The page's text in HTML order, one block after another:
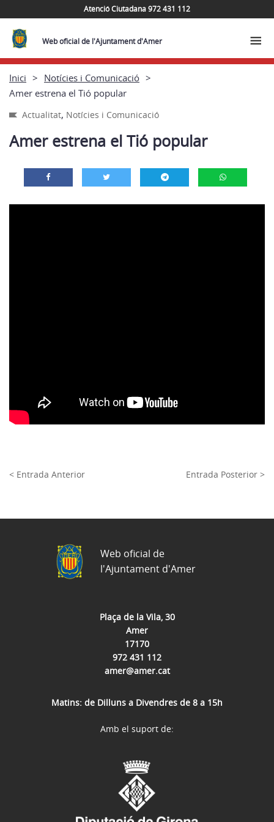
Atenció Ciutadana 972 431 112
Web oficial de l'Ajuntament d'Amer
Inici
Notícies i Comunicació
Amer estrena el Tió popular
Actualitat, Notícies i Comunicació
Amer estrena el Tió popular
< Entrada Anterior Entrada Posterior >
Plaça de la Vila, 30
Amer
17170
972 431 112
amer@amer.cat
Matins: de Dilluns a Divendres de 8 a 15h
Web oficial de
l'Ajuntament d'Amer
Amb el suport de: